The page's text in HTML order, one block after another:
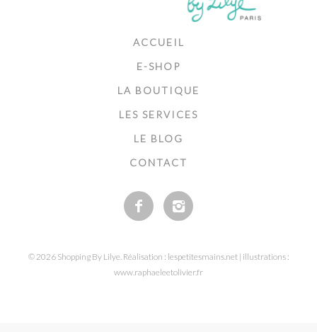
ACCUEIL
E-SHOP
LA BOUTIQUE
LES SERVICES
LE BLOG
CONTACT
© 2026 Shopping By Lilye. Réalisation : lespetitesmains.net | illustrations :
www.raphaeleetolivier.fr